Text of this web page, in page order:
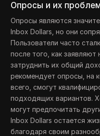
Опросы и их
Опросы являются
Inbox Dollars, но они
Пользователи часто
после того, как
затруднить их общий
рекомендует опросы, на
всего, смогут
подходящих вариантов.
могут предпочитать
Inbox Dollars остается
благодаря своим